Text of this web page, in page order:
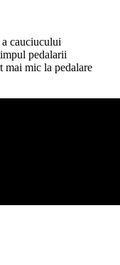
cauciucului
pedalarii
mai mic la pedalare